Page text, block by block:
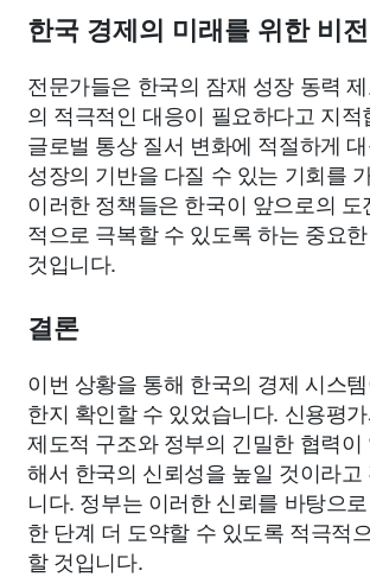
한국 경제의 미래를 위한 비전
전문가들은 한국의 잠재 성장 동력
의 적극적인 대응이 필요하다고 지
글로벌 통상 질서 변화에 적절하게
성장의 기반을 다질 수 있는 기회를
이러한 정책들은 한국이 앞으로의
적으로 극복할 수 있도록 하는 중요
것입니다.
결론
이번 상황을 통해 한국의 경제 시스
한지 확인할 수 있었습니다. 신용평
제도적 구조와 정부의 긴밀한 협력
해서 한국의 신뢰성을 높일 것이라
니다. 정부는 이러한 신뢰를 바탕으
한 단계 더 도약할 수 있도록 적극적
할 것입니다.